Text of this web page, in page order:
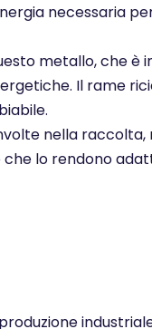
necessaria
metallo, che
Il rame
nella
lo rendono